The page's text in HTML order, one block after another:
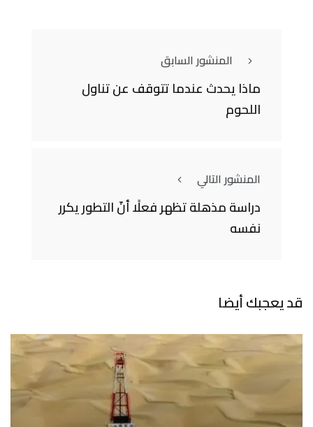
المنشور السابق
ماذا يحدث عندما تتوقف عن تناول
اللحوم
المنشور التالي
دراسة مذهلة تظهر فعلًا أنّ التطور يكرر
نفسه
قد يعجبك أيضا